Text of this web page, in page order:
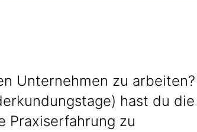
Unternehmen zu arbeiten?
hast du die
Praxiserfahrung zu